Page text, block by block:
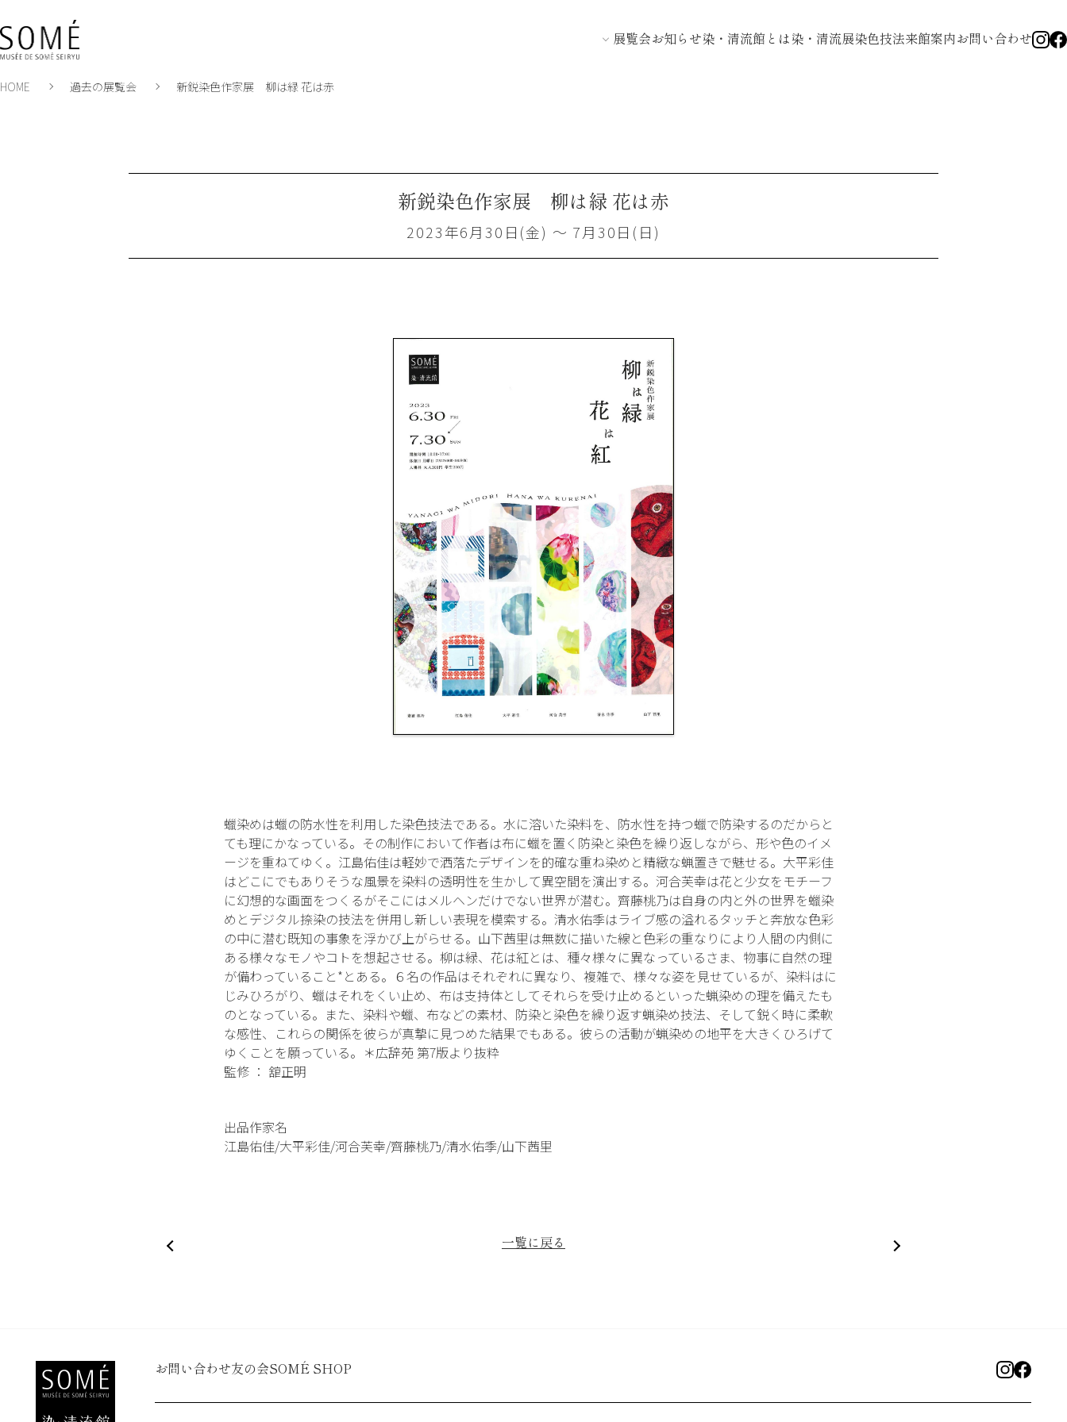
展覧会お知らせ染・清流館とは染・清流展染色技法来館案内お問い合わせ
HOME 過去の展覧会 新鋭染色作家展 柳は緑 花は赤
新鋭染色作家展 柳は緑 花は赤
2023年6月30日(金) ～ 7月30日(日)
蠟染めは蠟の防水性を利用した染色技法である。水に溶いた染料を、防水性を持つ蠟で防染するのだからと
ても理にかなっている。その制作において作者は布に蠟を置く防染と染色を繰り返しながら、形や色のイメ
ージを重ねてゆく。江島佑佳は軽妙で洒落たデザインを的確な重ね染めと精緻な蝋置きで魅せる。大平彩佳
はどこにでもありそうな風景を染料の透明性を生かして異空間を演出する。河合芙幸は花と少女をモチーフ
に幻想的な画面をつくるがそこにはメルヘンだけでない世界が潜む。齊藤桃乃は自身の内と外の世界を蠟染
めとデジタル捺染の技法を併用し新しい表現を模索する。清水佑季はライブ感の溢れるタッチと奔放な色彩
の中に潜む既知の事象を浮かび上がらせる。山下茜里は無数に描いた線と色彩の重なりにより人間の内側に
ある様々なモノやコトを想起させる。柳は緑、花は紅とは、種々様々に異なっているさま、物事に自然の理
が備わっていること*とある。６名の作品はそれぞれに異なり、複雑で、様々な姿を見せているが、染料はに
じみひろがり、蠟はそれをくい止め、布は支持体としてそれらを受け止めるといった蝋染めの理を備えたも
のとなっている。また、染料や蠟、布などの素材、防染と染色を繰り返す蝋染め技法、そして鋭く時に柔軟
な感性、これらの関係を彼らが真摯に見つめた結果でもある。彼らの活動が蝋染めの地平を大きくひろげて
ゆくことを願っている。＊広辞苑 第7版より抜粋
監修 ： 舘正明
出品作家名
江島佑佳/大平彩佳/河合芙幸/齊藤桃乃/清水佑季/山下茜里
一覧に戻る
お問い合わせ友の会SOMÉ SHOP